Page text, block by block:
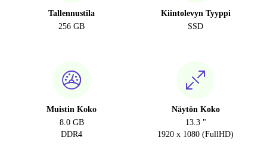
Tallennustila
256 GB
Kiintolevyn Tyyppi
SSD
Muistin Koko
8.0 GB
DDR4
Näytön Koko
13.3 "
1920 x 1080 (FullHD)